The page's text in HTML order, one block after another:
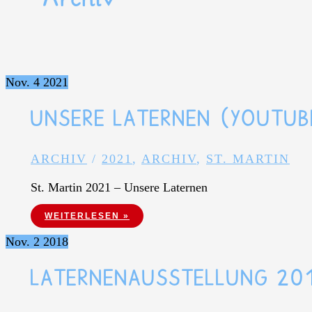
Nov. 4 2021
UNSERE LATERNEN
ARCHIV / 2021 , ARCHIV, ST. MARTIN
St. Martin 2021 – Unsere Laternen
UNSERE LATERNEN (YOUTUBE)
WEITERLESEN »
Nov. 2 2018
LATERNENAUSSTELLUNG